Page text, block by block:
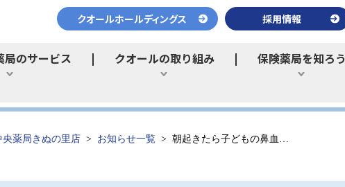
局のサービス
ひらく
クオールの取り組み
ひらく
保険薬局を知ろう
ひらく
クオールホールディングス 採用情報
央薬局きぬの里店 お知らせ一覧 朝起きたら子どもの鼻血…